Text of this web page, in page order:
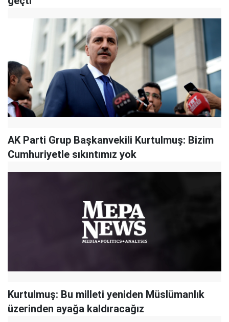
AK Parti Grup Başkanvekili Kurtulmuş: Bizim
Cumhuriyetle sıkıntımız yok
Kurtulmuş: Bu milleti yeniden Müslümanlık
üzerinden ayağa kaldıracağız